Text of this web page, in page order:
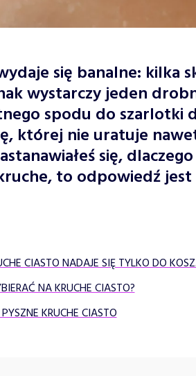
się banalne: kilka
wystarczy jeden
spodu do szarlotki
której nie uratuje
się,
to odpowiedź
CIASTO NADAJE SIĘ TYLKO DO
NA KRUCHE CIASTO?
KRUCHE CIASTO